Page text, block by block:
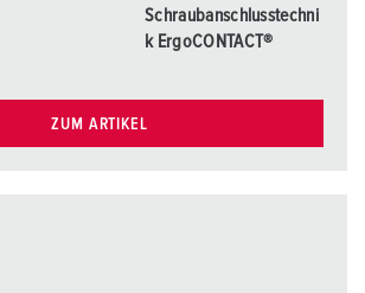
Schraubanschlusstechni
k ErgoCONTACT®
ZUM ARTIKEL